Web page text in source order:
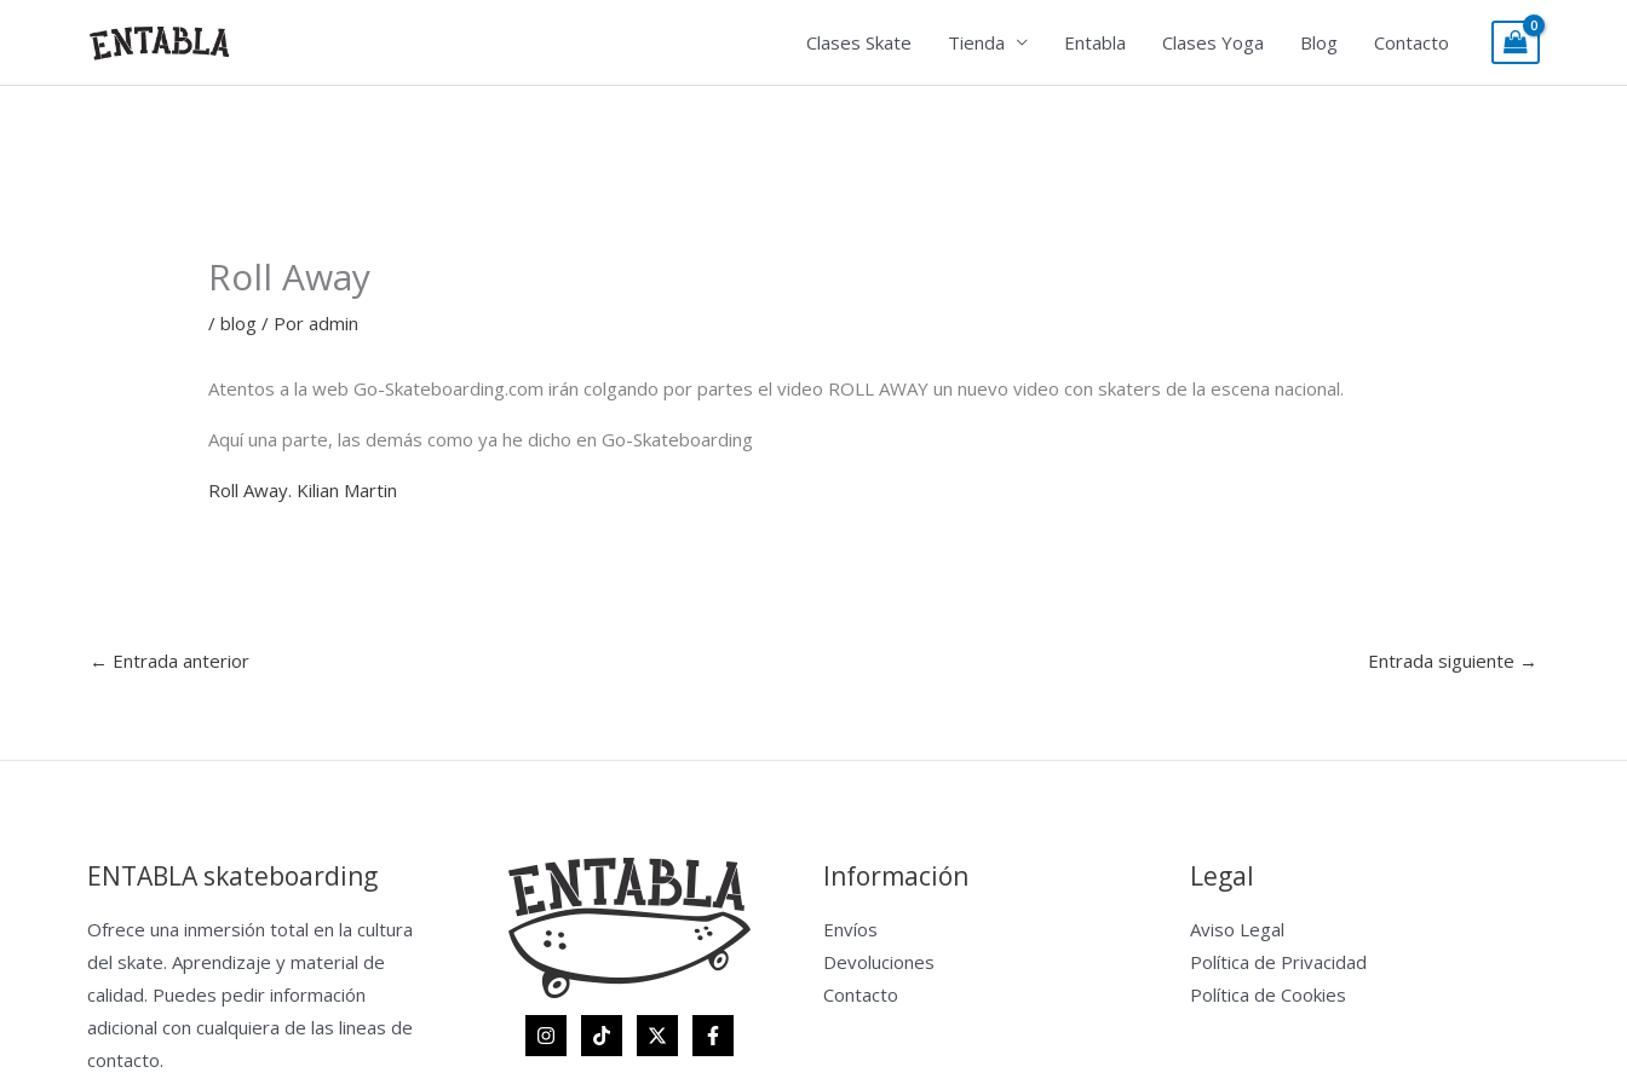
contenido
Clases Skate Tienda Entabla Clases Yoga Blog Contacto
Roll Away
/blog / Poradmin
Atentos a la web Go-Skateboarding.com irán colgando por partes el video ROLL AWAY un nuevo video con skaters de la escena nacional.
Aquí una parte, las demás como ya he dicho en Go-Skateboarding
Roll Away. Kilian Martin
← Entrada anterior Entrada siguiente →
ENTABLA skateboarding
Ofrece una inmersión total en la cultura
del skate. Aprendizaje y material de
calidad. Puedes pedir información
adicional con cualquiera de las lineas de
contacto.
Información
Envíos
Devoluciones
Contacto
Legal
Aviso Legal
Política de Privacidad
Política de Cookies